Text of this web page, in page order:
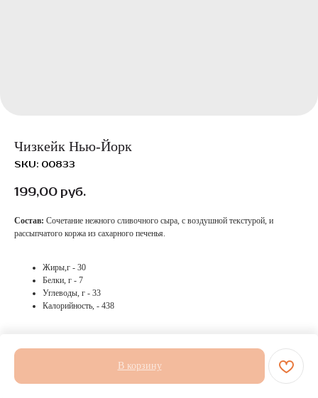
Чизкейк Нью-Йорк
SKU: 00833
199,00 руб.
В корзину
Состав: Сочетание нежного сливочного сыра, с воздушной текстурой, и
рассыпчатого коржа из сахарного печенья.
Жиры,г - 30
Белки, г - 7
Углеводы, г - 33
Калорийность, - 438